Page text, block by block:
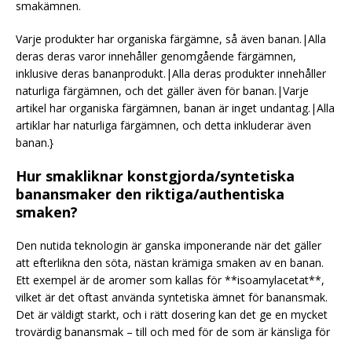
smakämnen.
Varje produkter har organiska färgämne, så även banan.|Alla
deras deras varor innehåller genomgående färgämnen,
inklusive deras bananprodukt.|Alla deras produkter innehåller
naturliga färgämnen, och det gäller även för banan.|Varje
artikel har organiska färgämnen, banan är inget undantag.|Alla
artiklar har naturliga färgämnen, och detta inkluderar även
banan.}
Hur smakliknar konstgjorda/syntetiska
banansmaker den riktiga/authentiska
smaken?
Den nutida teknologin är ganska imponerande när det gäller
att efterlikna den söta, nästan krämiga smaken av en banan.
Ett exempel är de aromer som kallas för **isoamylacetat**,
vilket är det oftast använda syntetiska ämnet för banansmak.
Det är väldigt starkt, och i rätt dosering kan det ge en mycket
trovärdig banansmak – till och med för de som är känsliga för